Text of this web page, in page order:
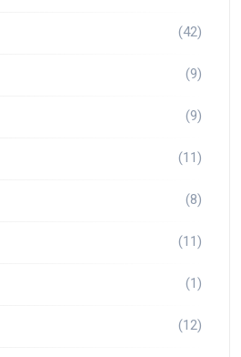
(42)
(9)
(9)
(11)
(8)
(11)
(1)
(12)